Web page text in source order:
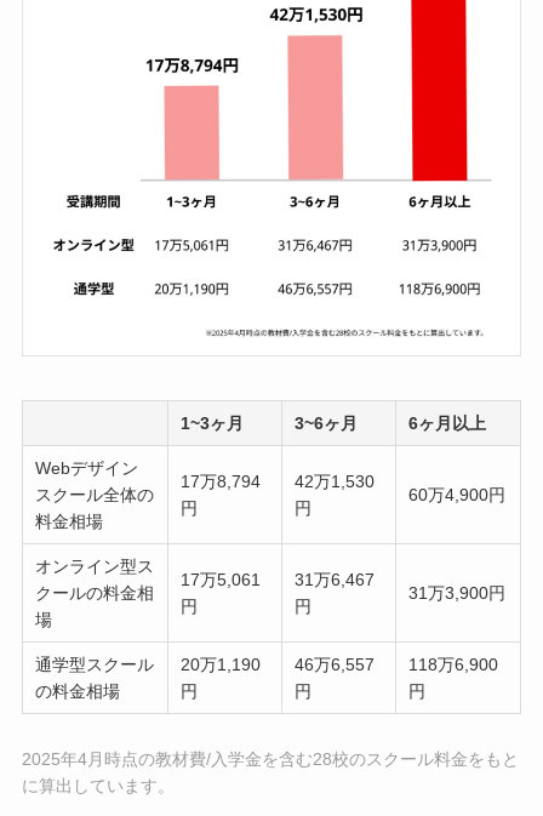
1~3ヶ月 3~6ヶ月 6ヶ月以上
Webデザイン
スクール全体の
料金相場
17万8,794
円
42万1,530
円
60万4,900円
オンライン型ス
クールの料金相
場
17万5,061
円
31万6,467
円
31万3,900円
通学型スクール
の料金相場
20万1,190
円
46万6,557
円
118万6,900
円
2025年4月時点の教材費/入学金を含む28校のスクール料金をもと
に算出しています。